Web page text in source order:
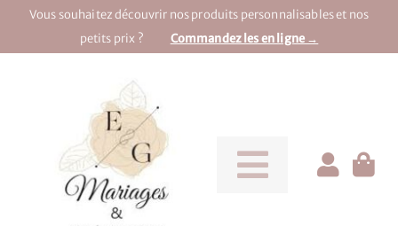
Passer
contenu
Vous souhaitez découvrir nos produits personnalisables et nos
petits prix ?
Commandez les en ligne →
Toggle
Pour la mariée